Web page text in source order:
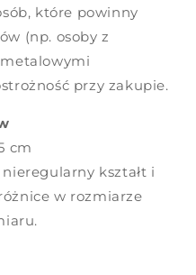
które powinny
(np. osoby z
przy zakupie.
cm
kształt i
w rozmiarze